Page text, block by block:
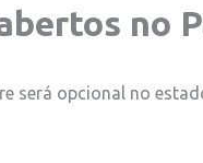
no
será opcional no